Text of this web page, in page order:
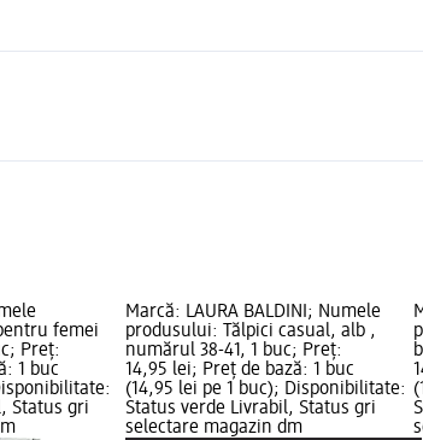
femei
Preț:
1 buc
Status gri
Marcă: LAURA BALDINI; Numele
produsului: Tălpici casual, alb ,
numărul 38-41, 1 buc; Preț:
14,95 lei; Preț de bază: 1 buc
(14,95 lei pe 1 buc); Disponibilitate:
Status verde Livrabil, Status gri
selectare magazin dm